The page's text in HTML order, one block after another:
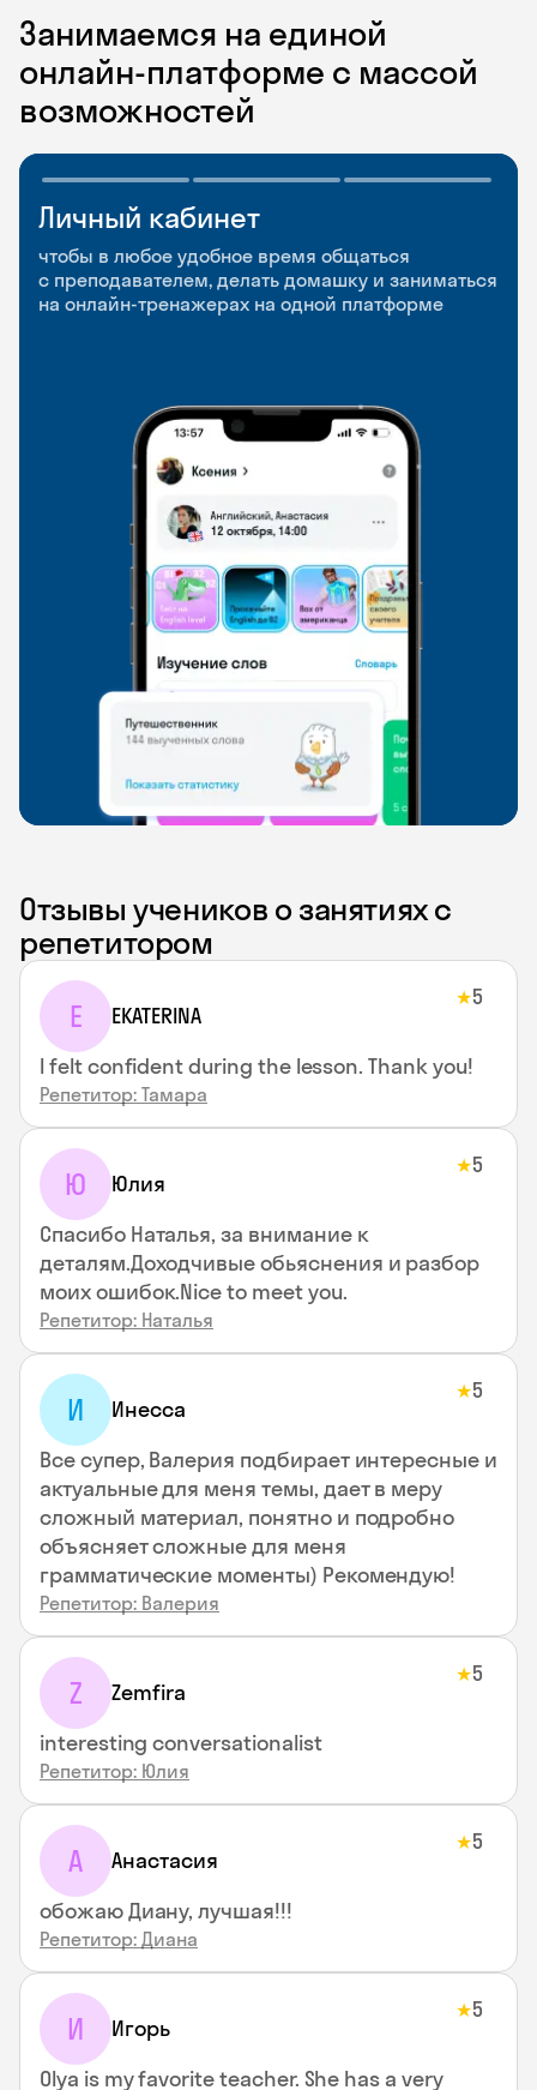
Занимаемся на единой
онлайн-платформе с массой
возможностей
Личный кабинет
чтобы в любое удобное время общаться
с преподавателем, делать домашку и заниматься
на онлайн-тренажерах на одной платформе
Мобильное
приложение
чтобы заниматься и изучать новые слова где
и когда удобно
Разговорные клубы
и Talks
Групповые занятия для разговорной практики
и индивидуальные встречи с преподавателями
Отзывы учеников о занятиях с
репетитором
E EKATERINA
★5
I felt confident during the lesson. Thank you!
Репетитор: Тамара
Ю Юлия
★5
Спасибо Наталья, за внимание к
деталям.Доходчивые обьяснения и разбор
моих ошибок.Nice to meet you.
Репетитор: Наталья
И Инесса
★5
Все супер, Валерия подбирает интересные и
актуальные для меня темы, дает в меру
сложный материал, понятно и подробно
объясняет сложные для меня
грамматические моменты) Рекомендую!
Репетитор: Валерия
Z Zemfira
★5
interesting conversationalist
Репетитор: Юлия
А Анастасия
★5
обожаю Диану, лучшая!!!
Репетитор: Диана
И Игорь
★5
Olya is my favorite teacher. She has a very